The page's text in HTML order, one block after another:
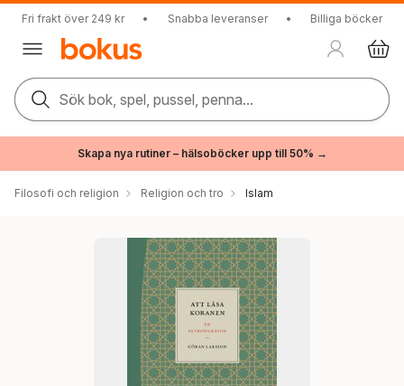
Fri frakt över 249 kr • Snabba leveranser • Billiga böcker
Sök bok, spel, pussel, penna...
Skapa nya rutiner – hälsoböcker upp till 50% →
Filosofi och religion Religion och tro Islam